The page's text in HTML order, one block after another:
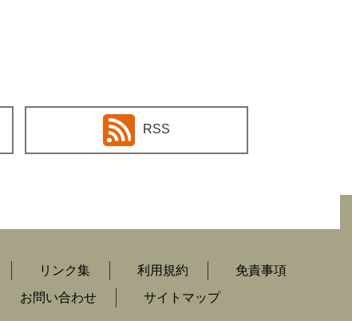
RSS
リンク集 利用規約
免責事項
お問い合わせ サイトマップ